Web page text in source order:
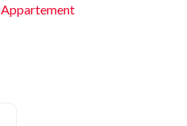
Appartement